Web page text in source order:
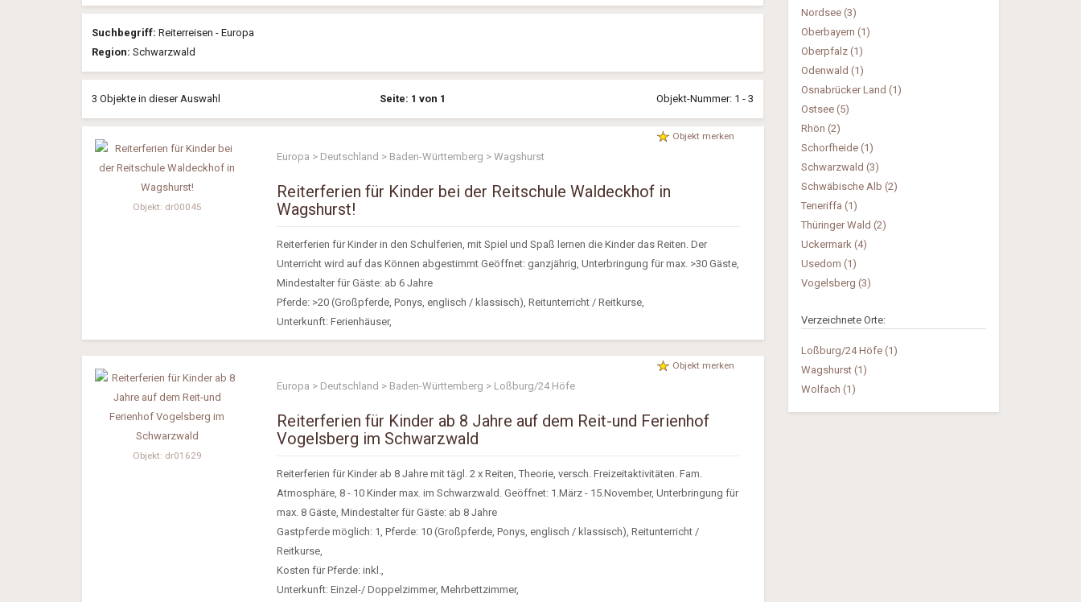
Suchbegriff: Reiterreisen - Europa
Region: Schwarzwald
3 Objekte in dieser Auswahl Seite: 1 von 1 Objekt-Nummer: 1 - 3
Objekt: dr00045
Objekt merken
Europa > Deutschland > Baden-Württemberg > Wagshurst
Reiterferien für Kinder bei der Reitschule Waldeckhof in
Wagshurst!
Reiterferien für Kinder in den Schulferien, mit Spiel und Spaß lernen die Kinder das Reiten. Der
Unterricht wird auf das Können abgestimmt Geöffnet: ganzjährig, Unterbringung für max. >30 Gäste,
Mindestalter für Gäste: ab 6 Jahre
Pferde: >20 (Großpferde, Ponys, englisch / klassisch), Reitunterricht / Reitkurse,
Unterkunft: Ferienhäuser,
Objekt: dr01629
Objekt merken
Europa > Deutschland > Baden-Württemberg > Loßburg/24 Höfe
Reiterferien für Kinder ab 8 Jahre auf dem Reit-und Ferienhof
Vogelsberg im Schwarzwald
Reiterferien für Kinder ab 8 Jahre mit tägl. 2 x Reiten, Theorie, versch. Freizeitaktivitäten. Fam.
Atmosphäre, 8 - 10 Kinder max. im Schwarzwald. Geöffnet: 1.März - 15.November, Unterbringung für
max. 8 Gäste, Mindestalter für Gäste: ab 8 Jahre
Gastpferde möglich: 1, Pferde: 10 (Großpferde, Ponys, englisch / klassisch), Reitunterricht /
Reitkurse,
Kosten für Pferde: inkl.,
Unterkunft: Einzel-/ Doppelzimmer, Mehrbettzimmer,
Nordsee (3)
Oberbayern (1)
Oberpfalz (1)
Odenwald (1)
Osnabrücker Land (1)
Ostsee (5)
Rhön (2)
Schorfheide (1)
Schwarzwald (3)
Schwäbische Alb (2)
Teneriffa (1)
Thüringer Wald (2)
Uckermark (4)
Usedom (1)
Vogelsberg (3)
Verzeichnete Orte:
Loßburg/24 Höfe (1)
Wagshurst (1)
Wolfach (1)